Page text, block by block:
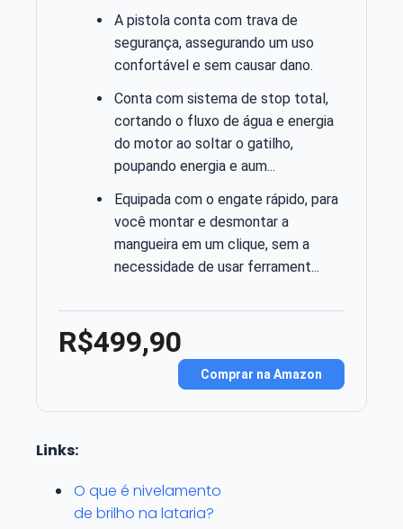
A pistola conta com trava de
segurança, assegurando um uso
confortável e sem causar dano.
Conta com sistema de stop total,
cortando o fluxo de água e energia
do motor ao soltar o gatilho,
poupando energia e aum...
Equipada com o engate rápido, para
você montar e desmontar a
mangueira em um clique, sem a
necessidade de usar ferrament...
R$499,90
Comprar na Amazon
Links:
O que é nivelamento
de brilho na lataria?